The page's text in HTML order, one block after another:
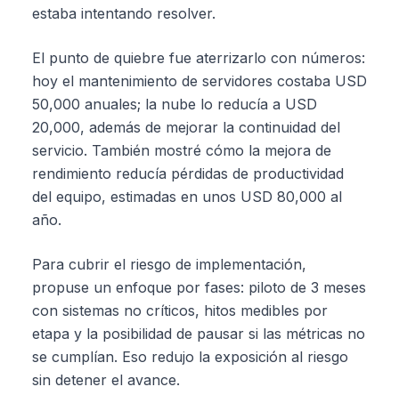
estaba intentando resolver.
El punto de quiebre fue aterrizarlo con números:
hoy el mantenimiento de servidores costaba USD
50,000 anuales; la nube lo reducía a USD
20,000, además de mejorar la continuidad del
servicio. También mostré cómo la mejora de
rendimiento reducía pérdidas de productividad
del equipo, estimadas en unos USD 80,000 al
año.
Para cubrir el riesgo de implementación,
propuse un enfoque por fases: piloto de 3 meses
con sistemas no críticos, hitos medibles por
etapa y la posibilidad de pausar si las métricas no
se cumplían. Eso redujo la exposición al riesgo
sin detener el avance.